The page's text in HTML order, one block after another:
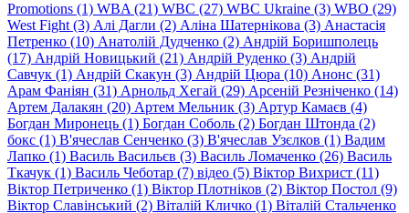
Promotions (1) WBA (21) WBC (27) WBC Ukraine (3) WBO (29)
West Fight (3) Алi Дагли (2) Алiна Шатернiкова (3) Анастасія
Петренко (10) Анатолій Дудченко (2) Андрій Боришполець
(17) Андрій Новицький (21) Андрій Руденко (3) Андрій
Савчук (1) Андрій Скакун (3) Андрій Цюра (10) Анонс (31)
Арам Фаніян (31) Арнольд Хегай (29) Арсеній Резніченко (14)
Артем Далакян (20) Артем Мельник (3) Артур Камаєв (4)
Богдан Миронець (1) Богдан Соболь (2) Богдан Штонда (2)
бокс (1) В'ячеслав Сенченко (3) В'ячеслав Узєлков (1) Вадим
Лапко (1) Василь Васильєв (3) Василь Ломаченко (26) Василь
Ткачук (1) Василь Чеботар (7) відео (5) Віктор Вихрист (11)
Віктор Петриченко (1) Віктор Плотніков (2) Віктор Постол (9)
Віктор Славінський (2) Віталій Кличко (1) Віталій Стальченко